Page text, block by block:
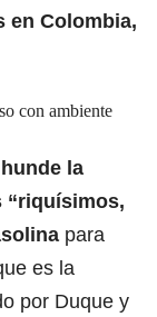
en Colombia,
con ambiente
la
“riquísimos,
para
es la
por Duque y